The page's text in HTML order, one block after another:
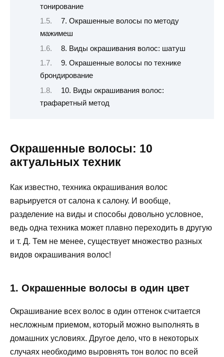
тонирование
7. Окрашенные волосы по методу
мажимеш
8. Виды окрашивания волос: шатуш
9. Окрашенные волосы по технике
брондирование
10. Виды окрашивания волос:
трафаретный метод
Окрашенные волосы: 10
актуальных техник
Как известно, техника окрашивания волос
варьируется от салона к салону. И вообще,
разделение на виды и способы довольно условное,
ведь одна техника может плавно переходить в другую
и т. Д. Тем не менее, существует множество разных
видов окрашивания волос!
1. Окрашенные волосы в один цвет
Окрашивание всех волос в один оттенок считается
несложным приемом, который можно выполнять в
домашних условиях. Другое дело, что в некоторых
случаях необходимо выровнять тон волос по всей